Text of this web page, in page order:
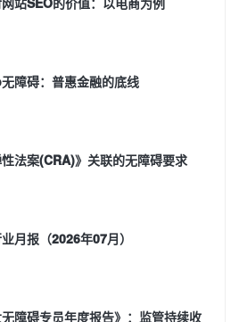
障碍：普惠金融的底线
性法案(CRA)》关联的无障碍要求
月报（2026年07月）
无障碍专员年度报告》：监管持续收